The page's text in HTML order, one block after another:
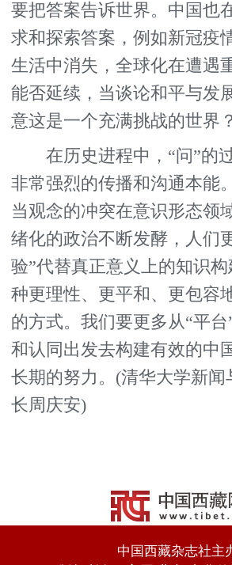
要把答案告诉世界。中国也
求和探索答案，例如新冠疫
生活中消失，全球化在遭遇
能否延续，当谈论和平与发
意这是一个充满挑战的世界？
在历史进程中，“问”的
非常强烈的传播和沟通本能
当观念的冲突在意识形态领
绪化的政治不断发酵，人们
验”代替真正意义上的知识构
种更理性、更平和、更包容
的方式。我们要更多从“平
和认同出发去构建有效的中
长期的努力。(清华大学新闻
长周庆安)
中国西藏杂志社主